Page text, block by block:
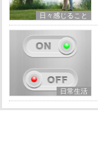
日々感じること
日常生活